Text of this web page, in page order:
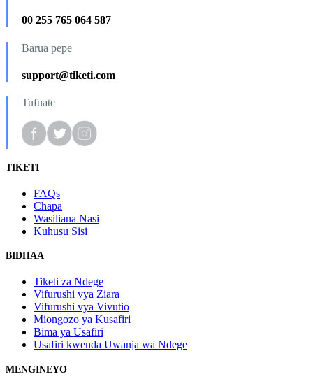
00 255 765 064 587
Barua pepe
support@tiketi.com
Tufuate
TIKETI
FAQs
Chapa
Wasiliana Nasi
Kuhusu Sisi
BIDHAA
Tiketi za Ndege
Vifurushi vya Ziara
Vifurushi vya Vivutio
Miongozo ya Kusafiri
Bima ya Usafiri
Usafiri kwenda Uwanja wa Ndege
MENGINEYO